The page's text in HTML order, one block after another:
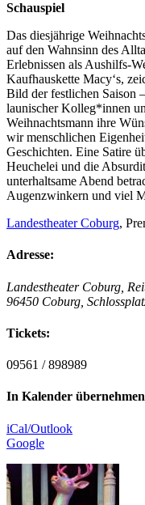
Schauspiel
Das diesjährige
auf den Wahnsinn des
Erlebnissen als Aushilfs-
Kaufhauskette Macy‘s,
Bild der festlichen Saison
launischer Kolleg*innen
Weihnachtsmann ihre
wir menschlichen
Geschichten. Eine Satire
Heuchelei und die
unterhaltsame Abend
Augenzwinkern und viel
Landestheater Coburg,
Adresse:
Landestheater Coburg,
96450 Coburg,
Tickets:
09561 / 898989
In Kalender
iCal/Outlook
Google